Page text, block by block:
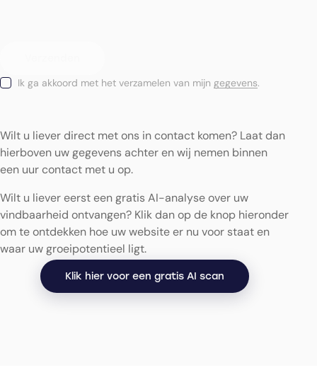
Ik ga akkoord met het verzamelen van mijngegevens.
Wilt u liever direct met ons in contact komen? Laat dan
hierboven uw gegevens achter en wij nemen binnen
een uur contact met u op.
Wilt u liever eerst een gratis AI-analyse over uw
vindbaarheid ontvangen? Klik dan op de knop hieronder
om te ontdekken hoe uw website er nu voor staat en
waar uw groeipotentieel ligt.
Klik hier voor een gratis AI scan